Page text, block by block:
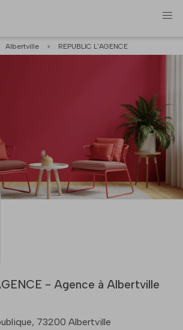
Albertville > REPUBLIC L'AGENCE
- Agence à Albertville
73200 Albertville